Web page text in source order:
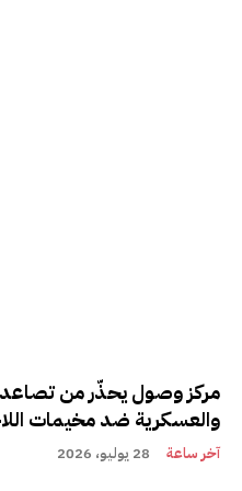
مركز وصول يحذّر من تصاعد
والعسكرية ضد مخيمات
آخر ساعة 28 يوليو، 2026